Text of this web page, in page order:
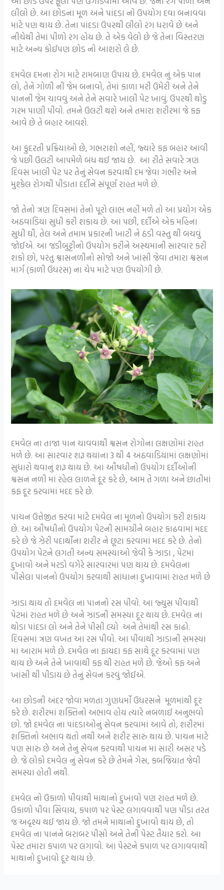
લીલો છે. આ છોડના મૂળ અને પાંદડા નો ઉપયોગ દવા બનાવવા
માટે પણ થાય છે. તેના પાંદડા ઉપરથી લીલો રંગ ધરાવે છે અને
નીચેથી તેમાં પીળો રંગ હોય છે. તે એક વેલો છે જે તેના વિસ્તરણ
માટે અન્ય કોઈપણ છોડ નો આશરો લે છે.
દમવેલ દમના રોગ માટે રામબાણ ઉપાય છે. દમવેલ નું એક પાન
લો, તેને ગોળી ની જેમ બનાવો, તેમાં કાળા મરી ઉમેરી અને તેને
પાનની જેમ ચાવવું અને તેને સવારે ખાલી પેટ ખાવું. ઉપરથી થોડું
ગરમ પાણી પીવો. તમને ઉલટી થશે અને તમારા શરીરમાં જે કફ
આવે છે તે બહાર આવશે.
આ કુદરતી પ્રક્રિયાઓ છે, ગભરાશો નહીં, જ્યારે કફ બહાર આવી
જે પછી ઉલટી આપમેળે બંધ થઈ જાય છે. આ રીતે સવારે ત્રણ
દિવસ ખાલી પેટ પર તેનું સેવન કરવાથી દમ જેવા ગંભીર અને
મુશ્કેલ રોગથી પીડાતા દર્દીને સંપૂર્ણ રાહત મળે છે.
જો તેનો ત્રણ દિવસમાં તેનો પૂરો લાભ નહીં મળે તો આ પ્રયોગ એક
અઠવાડિયા સુધી કરી શકાય છે. આ પછી, દર્દીએ એક મહિના
સુધી ઘી, તેલ અને તમામ પ્રકારની ખાટી ને ઠંડી વસ્તુ થી બચવું
જોઈએ. આ જડીબુટ્ટીનો ઉપયોગ કરીને અસ્થમાની સારવાર કરી
શકો છો, પરંતુ શ્વાસનળીનો સોજો અને ખાંસી જેવા તમારા શ્વસન
માર્ગ (કાળી ઉધરસ) ના ચેપ માટે પણ ઉપયોગી છે.
દમવેલ ના તાજા પાન ચાવવાથી શ્વસન રોગોના લક્ષણોમાં રાહત
મળે છે. આ સારવાર શરૂ થયાના 3 થી 4 અઠવાડિયામાં લક્ષણોમાં
સુધારો થવાનું શરૂ થાય છે. આ ઔષધીનો ઉપયોગ દર્દીઓની
શ્વસન નળી માં રહેલ લાળને દૂર કરે છે, આમ તે ગળા અને છાતીમાં
કફ દૂર કરવામાં મદદ કરે છે.
પાચન ઉત્તેજીત કરવા માટે દમવેલ ના મૂળનો ઉપયોગ કરી શકાય
છે. આ ઔષધીનો ઉપયોગ પેટની સામગ્રીને બહાર કાઢવામાં મદદ
કરે છે જે ઝેરી પદાર્થોના શરીર ને છૂટા કરવામાં મદદ કરે છે. તેનો
ઉપયોગ પેટને લગતી અન્ય સમસ્યાઓ જેવી કે ઝાડા , પેટમાં
દુખાવો અને મરડો વગેરે સારવારમાં પણ થાય છે. દમવેલના
પીસેલા પાનનો ઉપયોગ કરવાથી સાંધાના દુખાવામાં રાહત મળે છે
ઝાડા થાય તો દમવેલ ના પાનનો રસ પીવો. આ જ્યુસ પીવાથી
પેટમાં રાહત મળે છે અને ઝાડની સમસ્યા દૂર થાય છે. દમવેલ ના
થોડા પાંદડા લો અને તેને પીસી લ્યો અને તેમાંથી રસ કાઢો.
દિવસમાં ત્રણ વખત આ રસ પીવો. આ પીવાથી ઝાડાની સમસ્યા
માં આરામ મળે છે. દમવેલ ના ફાયદા કફ સાથે દૂર કરવામાં પણ
થાય છે અને તેને ખાવાથી કફ થી રાહત મળે છે. જેઓ કફ અને
ખાંસી થી પીડાય છે તેનું સેવન કરવું જોઈએ.
આ છોડની અંદર જોવા મળતા ગુણધર્મો ઉધરસને મૂળમાંથી દૂર
કરે છે. શરીરમાં શક્તિનો અભાવ હોય ત્યારે નબળાઈ અનુભવો
છો. જો દમવેલ ના પાંદડાઓનું સેવન કરવામાં આવે તો, શરીરમાં
શક્તિનો અભાવ થતો નથી અને શરીર સારું થાય છે. પાચન માટે
પણ સારું છે અને તેનું સેવન કરવાથી પાચન માં સારી અસર પડે
છે. જે લોકો દમવેલ નું સેવન કરે છે તેમને ગેસ, કબજિયાત જેવી
સમસ્યા હોતી નથી.
દમવેલ નો ઉકાળો પીવાથી માથાનો દુખાવો પણ રાહત મળે છે.
ઉકાળો પીવા સિવાય, કપાળ પર પેસ્ટ લગાવવાથી પણ પીડા તરત
જ અદૃશ્ય થઈ જાય છે. જો તમને માથાનો દુખાવો થાય છે, તો
દમવેલ ના પાનને બરાબર પીસો અને તેની પેસ્ટ તૈયાર કરો. આ
પેસ્ટ તમારા કપાળ પર લગાવો. આ પેસ્ટને કપાળ પર લગાવવાથી
માથાનો દુખાવો દૂર થાય છે.